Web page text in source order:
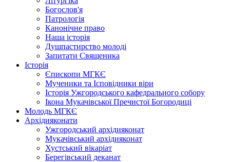
Богослов'я
Патрологія
Канонічне право
Наша історія
Душпастирство молоді
Запитати Священика
Історія
Єпископи МГКЄ
Мученики та Ісповідники віри
Історія Ужгородського кафедрального собору
Ікона Мукачівської Пречистої Богородиці
Молодь МГКЄ
Архідияконати
Ужгородський архідияконат
Мукачівський архідияконат
Хустський вікаріат
Берегівський деканат